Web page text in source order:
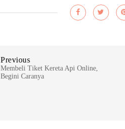
Previous
Membeli Tiket Kereta Api Online,
Begini Caranya